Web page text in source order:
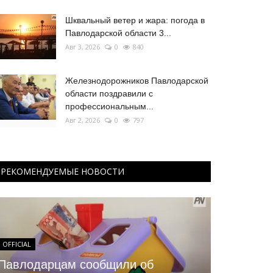
Шквальный ветер и жара: погода в
Павлодарской области 3...
Авг 3, 2026 0 840
Железнодорожников Павлодарской
области поздравили с
профессиональным...
Авг 2, 2026 0 797
РЕКОМЕНДУЕМЫЕ НОВОСТИ
OFFICIAL
сообщили об